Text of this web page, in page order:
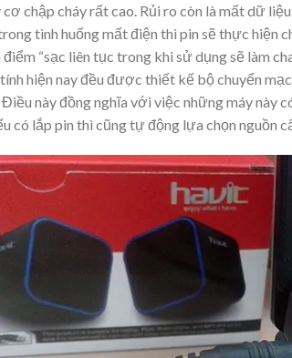
cơ chập cháy rất cao. Rủi ro còn là mất dữ
tình huống mất điện thì pin sẽ thực hiện
điểm “sạc liên tục trong khi sử dụng sẽ làm
hiện nay đều được thiết kế bộ chuyển
này đồng nghĩa với việc những máy này
có lắp pin thì cũng tự động lựa chọn nguồn